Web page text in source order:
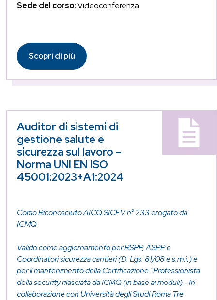
Sede del corso:Videoconferenza
Scopri di più
Auditor di sistemi di
gestione salute e
sicurezza sul lavoro –
Norma UNI EN ISO
45001:2023+A1:2024
Corso Riconosciuto AICQ SICEV n° 233 erogato da
ICMQ
Valido come aggiornamento per RSPP, ASPP e
Coordinatori sicurezza cantieri (D. Lgs. 81/08 e s.m.i.) e
per il mantenimento della Certificazione “Professionista
della security rilasciata da ICMQ (in base ai moduli) - In
collaborazione con Università degli Studi Roma Tre